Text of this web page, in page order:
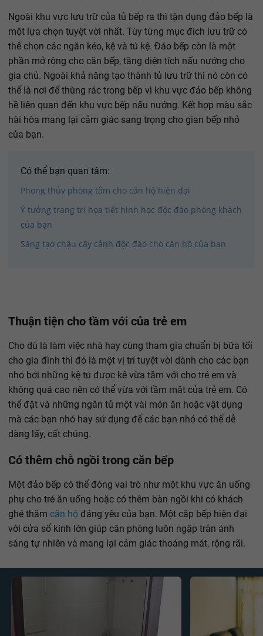
Ngoài khu vực lưu trữ của tủ bếp ra thì tận dụng đảo bếp là
một lựa chọn tuyệt vời nhất. Tùy từng mục đích lưu trữ có
thể chọn các ngăn kéo, kệ và tủ kệ. Đảo bếp còn là một
phần mở rộng cho căn bếp, tăng diện tích nấu nướng cho
gia chủ. Ngoài khả năng tạo thành tủ lưu trữ thì nó còn có
thể là nơi để thùng rác trong bếp vì khu vực đảo bếp không
hề liên quan đến khu vực bếp nấu nướng. Kết hợp màu sắc
hài hòa mang lại cảm giác sang trọng cho gian bếp nhỏ
của bạn.
Có thể bạn quan tâm:
Phong thủy phòng tắm cho căn hộ hiện đại
Ý tưởng trang trí họa tiết hình học độc đáo phòng khách
của bạn
Sáng tạo chậu cây cảnh độc đáo cho căn hộ của bạn
Thuận tiện cho tầm với của trẻ em
Cho dù là làm việc nhà hay cùng tham gia chuẩn bị bữa tối
cho gia đình thì đó là một vị trí tuyệt vời dành cho các bạn
nhỏ bởi những kệ tủ được kê vừa tầm với cho trẻ em và
không quá cao nên có thể vừa với tầm mắt của trẻ em. Có
thể đặt và những ngăn tủ một vài món ăn hoặc vật dụng
mà các bạn nhỏ hay sử dụng để các bạn nhỏ có thể dễ
dàng lấy, cất chúng.
Có thêm chỗ ngồi trong căn bếp
Một đảo bếp có thể đóng vai trò như một khu vực ăn uống
phụ cho trẻ ăn uống hoặc có thêm bàn ngồi khi có khách
ghé thăm căn hộ đáng yêu của bạn. Một căp bếp hiện đại
với cửa sổ kính lớn giúp căn phòng luôn ngập tràn ánh
sáng tự nhiên và mang lại cảm giác thoáng mát, rộng rãi.